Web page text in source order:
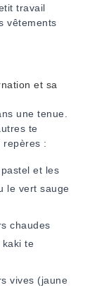
travail
vêtements
et sa
une tenue.
te
repères :
et les
le vert sauge
chaudes
kaki te
vives (jaune